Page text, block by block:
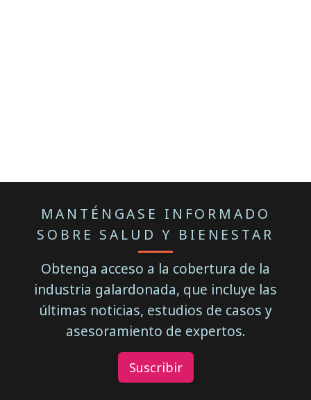
MANTÉNGASE INFORMADO
SOBRE SALUD Y BIENESTAR
Obtenga acceso a la cobertura de la
industria galardonada, que incluye las
últimas noticias, estudios de casos y
asesoramiento de expertos.
Suscribir